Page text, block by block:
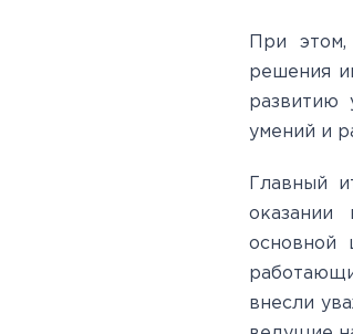
При
решения
развитию
умений и
Главный
оказании
основной
внесли